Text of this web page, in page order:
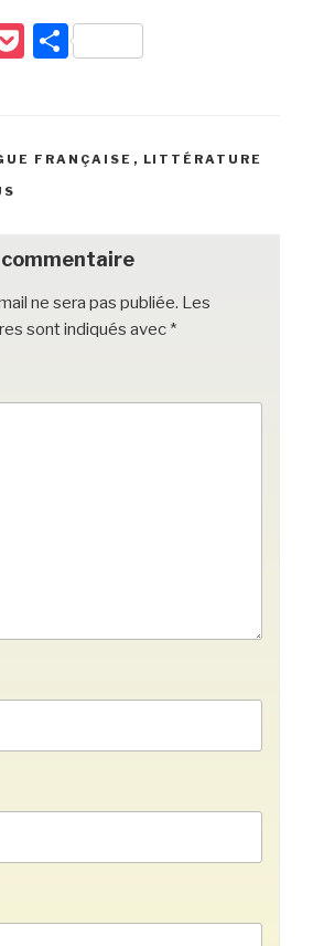
P
k
P
g
er
FRANÇAISE , LITTÉRATURE
ne sera pas publiée. Les
sont indiqués avec *